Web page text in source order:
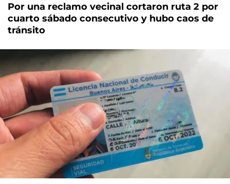
Por una reclamo vecinal cortaron ruta 2 por
cuarto sábado consecutivo y hubo caos de
tránsito